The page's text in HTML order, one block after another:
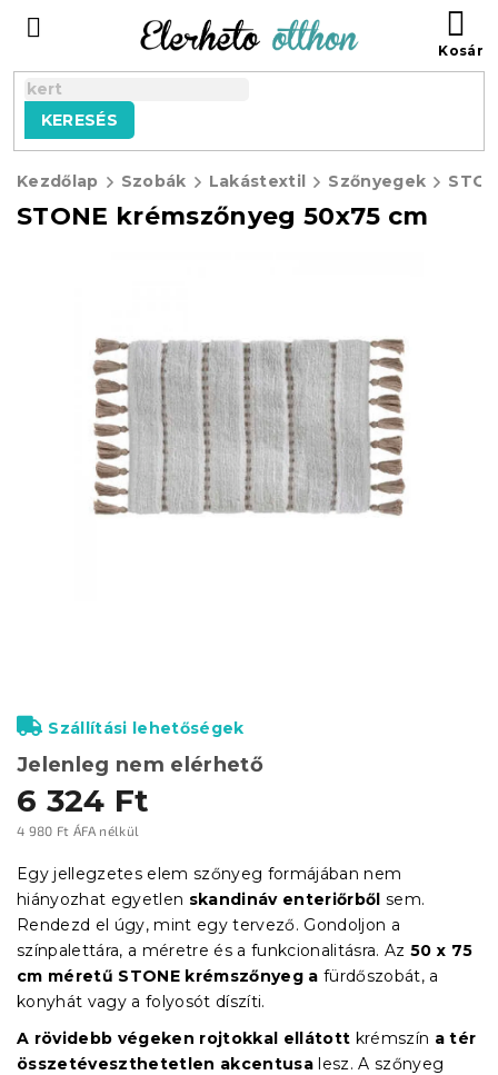
tartalomhoz
KERESÉS
Kezdőlap Szobák Lakástextil Szőnyegek
STONE krémszőnyeg 50x75 cm
6 324 Ft
4 980 Ft ÁFA nélkül
Jelenleg nem elérhető
Szállítási lehetőségek
Egy jellegzetes elem szőnyeg formájában nem
hiányozhat egyetlen skandináv enteriőrből sem.
Rendezd el úgy, mint egy tervező. Gondoljon a
színpalettára, a méretre és a funkcionalitásra. Az50 x 75
cm méretű STONE krémszőnyeg a fürdőszobát, a
konyhát vagy a folyosót díszíti.
A rövidebb végeken rojtokkal ellátott krémszín a tér
összetéveszthetetlen akcentusa lesz. A szőnyeg